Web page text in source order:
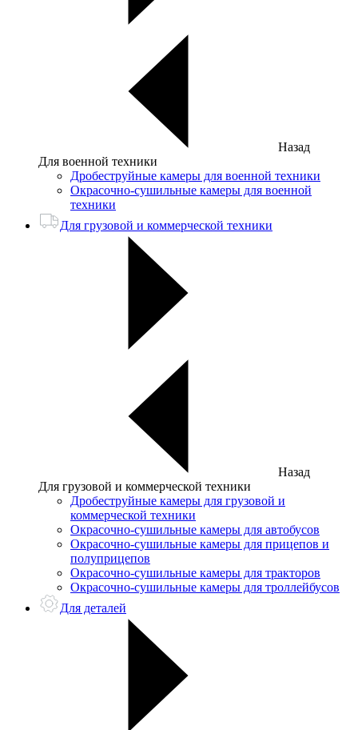
Назад
Для военной техники
Дробеструйные камеры для военной техники
Окрасочно-сушильные камеры для военной
техники
Для грузовой и коммерческой техники
Назад
Для грузовой и коммерческой техники
Дробеструйные камеры для грузовой и
коммерческой техники
Окрасочно-сушильные камеры для автобусов
Окрасочно-сушильные камеры для прицепов и
полуприцепов
Окрасочно-сушильные камеры для тракторов
Окрасочно-сушильные камеры для троллейбусов
Для деталей